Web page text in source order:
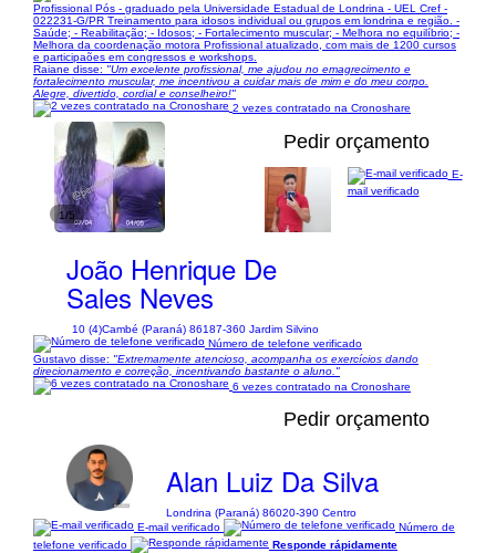
Profissional Pós - graduado pela Universidade Estadual de Londrina - UEL Cref -
022231-G/PR Treinamento para idosos individual ou grupos em londrina e região. -
Saúde; - Reabilitação; - Idosos; - Fortalecimento muscular; - Melhora no equilíbrio; -
Melhora da coordenação motora Profissional atualizado, com mais de 1200 cursos
e participaões em congressos e workshops.
Raiane disse: "Um excelente profissional, me ajudou no emagrecimento e
fortalecimento muscular, me incentivou a cuidar mais de mim e do meu corpo.
Alegre, divertido, cordial e conselheiro!"
2 vezes contratado na Cronoshare
1/5
Pedir orçamento
João Henrique De
Sales Neves
10 (4)Cambé (Paraná) 86187-360 Jardim Silvino
E-
mail verificado
Número de telefone verificado
Gustavo disse: "Extremamente atencioso, acompanha os exercícios dando
direcionamento e correção, incentivando bastante o aluno."
6 vezes contratado na Cronoshare
Pedir orçamento
Alan Luiz Da Silva
Londrina (Paraná) 86020-390 Centro
E-mail verificado
Número de
telefone verificado
Responde rápidamente